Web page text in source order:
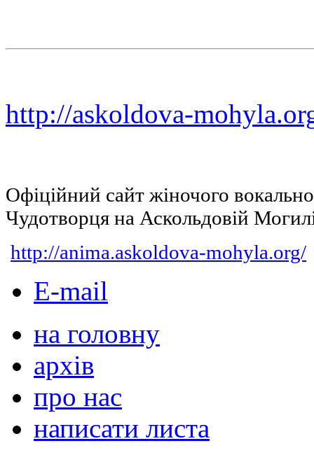
http://askoldova-
Офіційний сайт жіночого
Чудотворця на Аскольдовій
http://anima.askoldova-mohyla.org/
E-mail
на головну
архів
про нас
написати листа